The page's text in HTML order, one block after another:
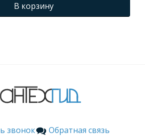
В корзину
звонок Обратная связь